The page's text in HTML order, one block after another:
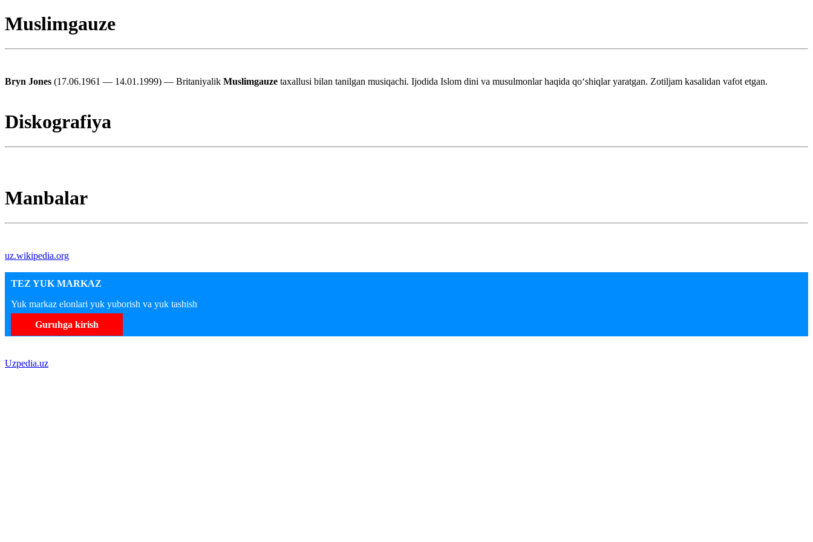
Muslimgauze
Bryn Jones (17.06.1961 — 14.01.1999) — Britaniyalik Muslimgauze taxallusi bilan tanilgan musiqachi. Ijodida Islom dini va musulmonlar haqida qoʻshiqlar yaratgan. Zotiljam kasalidan vafot etgan.
Diskografiya
Manbalar
uz.wikipedia.org
TEZ YUK MARKAZ
Yuk markaz elonlari yuk yuborish va yuk tashish
Guruhga kirish
Uzpedia.uz